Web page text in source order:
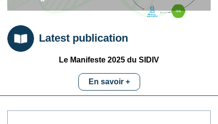
Latest publication
Le Manifeste 2025 du SIDIV
En savoir +